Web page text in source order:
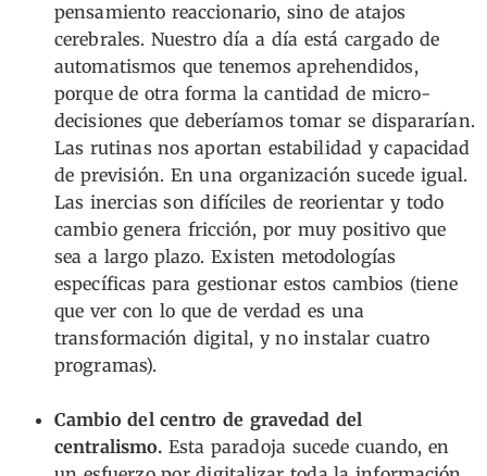
pensamiento reaccionario, sino de atajos
cerebrales. Nuestro día a día está cargado de
automatismos que tenemos aprehendidos,
porque de otra forma la cantidad de micro-
decisiones que deberíamos tomar se dispararían.
Las rutinas nos aportan estabilidad y capacidad
de previsión. En una organización sucede igual.
Las inercias son difíciles de reorientar y todo
cambio genera fricción, por muy positivo que
sea a largo plazo. Existen metodologías
específicas para gestionar estos cambios (tiene
que ver con lo que de verdad es una
transformación digital, y no instalar cuatro
programas).
Cambio del centro de gravedad del
centralismo. Esta paradoja sucede cuando, en